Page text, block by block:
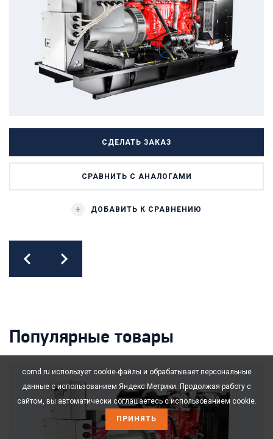
СДЕЛАТЬ ЗАКАЗ
СРАВНИТЬ С АНАЛОГАМИ
ДОБАВИТЬ К СРАВНЕНИЮ
Популярные товары
comd.ru использует cookie-файлы и обрабатывает персональные
данные с использованием Яндекс Метрики. Продолжая работу с
сайтом, вы автоматически соглашаетесь с использованием cookie.
ПРИНЯТЬ